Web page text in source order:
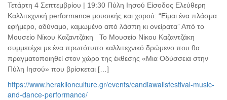
Τετάρτη 4 Σεπτεμβρίου | 19:30 Πύλη Ιησού Είσοδος Ελεύθερη
Καλλιτεχνική performance μουσικής και χορού: “Είμαι ένα πλάσμα
εφήμερο, αδύναμο, καμωμένο από λάσπη κι ονείρατα” Από το
Μουσείο Νίκου Καζαντζάκη Το Μουσείο Νίκου Καζαντζάκη
συμμετέχει με ένα πρωτότυπο καλλιτεχνικό δρώμενο που θα
πραγματοποιηθεί στον χώρο της έκθεσης «Μια Οδύσσεια στην
Πύλη Ιησού» που βρίσκεται […]
https://www.heraklionculture.gr/events/candiawallsfestival-music-
and-dance-performance/